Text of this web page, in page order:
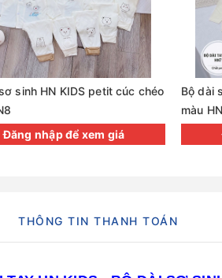
sinh HN KIDS petit cúc chéo
Đăng nhập để xem giá
Bộ dài
màu
THÔNG TIN THANH TOÁN